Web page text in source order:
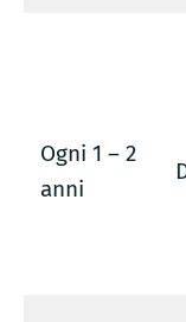
Ogni 1 – 2
anni